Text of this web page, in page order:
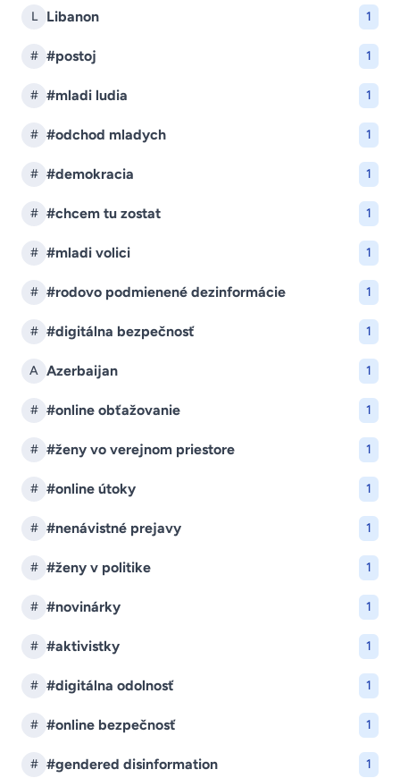
L Libanon 1
# #postoj 1
# #mladi ludia 1
# #odchod mladych 1
# #demokracia 1
# #chcem tu zostat 1
# #mladi volici 1
# #rodovo podmienené dezinformácie 1
# #digitálna bezpečnosť 1
A Azerbaijan 1
# #online obťažovanie 1
# #ženy vo verejnom priestore 1
# #online útoky 1
# #nenávistné prejavy 1
# #ženy v politike 1
# #novinárky 1
# #aktivistky 1
# #digitálna odolnosť 1
# #online bezpečnosť 1
# #gendered disinformation 1